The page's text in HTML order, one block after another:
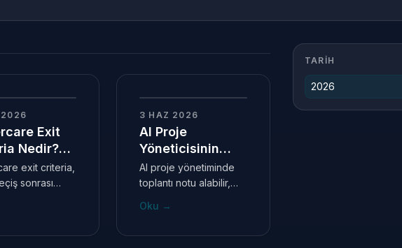
Exit
Nedir?
Geçiş
Kapanış
exit criteria,
sonrası
ne zaman
—
3 HAZ 2026
AI Proje
Yöneticisinin
Yerine Geçer mi?
AI proje yönetiminde
toplantı notu alabilir,
hazırlayabilir, riskleri
Oku →
TARIH
2026